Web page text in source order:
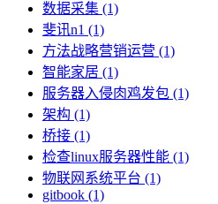
数据采集 (1)
斐讯n1 (1)
方法战略营销运营 (1)
智能家居 (1)
服务器入侵肉鸡发包 (1)
架构 (1)
桥接 (1)
检查linux服务器性能 (1)
物联网系统平台 (1)
gitbook (1)